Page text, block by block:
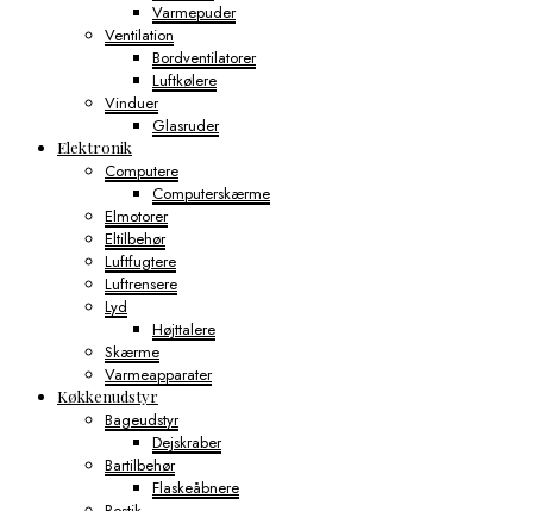
Varmepuder
Ventilation
Bordventilatorer
Luftkølere
Vinduer
Glasruder
Elektronik
Computere
Computerskærme
Elmotorer
Eltilbehør
Luftfugtere
Luftrensere
Lyd
Højttalere
Skærme
Varmeapparater
Køkkenudstyr
Bageudstyr
Dejskraber
Bartilbehør
Flaskeåbnere